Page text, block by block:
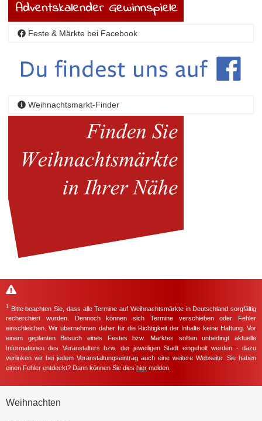
Feste & Märkte bei Facebook
Weihnachtsmarkt-Finder
1
Bitte beachten Sie, dass alle Termine auf Weihnachtsmärkte in Deutschland sorgfältig
recherchiert wurden. Dennoch können sich Termine verschieben oder Fehler
einschleichen. Wir übernehmen daher für die Richtigkeit der Inhalte keine Haftung. Vor
einem geplanten Besuch eines Festes bzw. Marktes sollten unbedingt aktuelle
Informationen des Veranstalters bzw. der jeweiligen Stadt eingeholt werden - dazu
verlinken wir bei jedem Veranstaltungseintrag auch eine weitere Webseite. Sie haben
einen Fehler entdeckt? Dann können Sie dies hier melden.
Weihnachten